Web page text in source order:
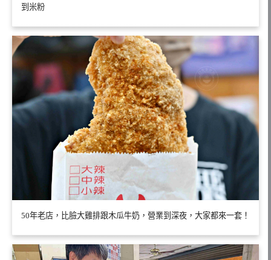
到米粉
50年老店，比臉大雞排跟木瓜牛奶，營業到深夜，大家都來一套！